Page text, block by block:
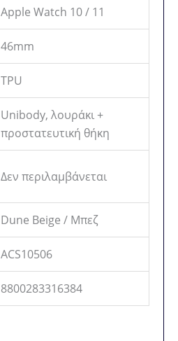
Apple Watch 10 / 11
46mm
TPU
Unibody, λουράκι +
προστατευτική θήκη
Δεν περιλαμβάνεται
Dune Beige / Μπεζ
ACS10506
8800283316384